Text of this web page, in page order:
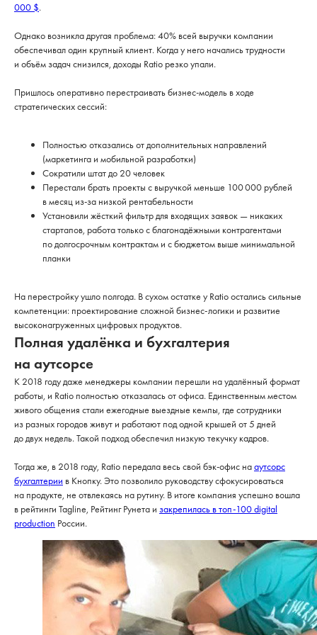
000 $.
Однако возникла другая проблема: 40% всей выручки компании
обеспечивал один крупный клиент. Когда у него начались трудности
и объём задач снизился, доходы Ratio резко упали.
Пришлось оперативно перестраивать бизнес-модель в ходе
стратегических сессий:
Полностью отказались от дополнительных направлений
(маркетинга и мобильной разработки)
Сократили штат до 20 человек
Перестали брать проекты с выручкой меньше 100 000 рублей
в месяц из-за низкой рентабельности
Установили жёсткий фильтр для входящих заявок — никаких
стартапов, работа только с благонадёжными контрагентами
по долгосрочным контрактам и с бюджетом выше минимальной
планки
На перестройку ушло полгода. В сухом остатке у Ratio остались сильные
компетенции: проектирование сложной бизнес-логики и развитие
высоконагруженных цифровых продуктов.
Полная удалёнка и бухгалтерия
на аутсорсе
К 2018 году даже менеджеры компании перешли на удалённый формат
работы, и Ratio полностью отказалась от офиса. Единственным местом
живого общения стали ежегодные выездные кемпы, где сотрудники
из разных городов живут и работают под одной крышей от 5 дней
до двух недель. Такой подход обеспечил низкую текучку кадров.
Тогда же, в 2018 году, Ratio передала весь свой бэк-офис нааутсорс
бухгалтерии в Кнопку. Это позволило руководству сфокусироваться
на продукте, не отвлекаясь на рутину. В итоге компания успешно вошла
в рейтинги Tagline, Рейтинг Рунета и закрепилась в топ-100 digital
production России.